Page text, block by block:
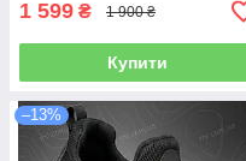
1 599 ₴ 1 900 ₴
Купити
–13%